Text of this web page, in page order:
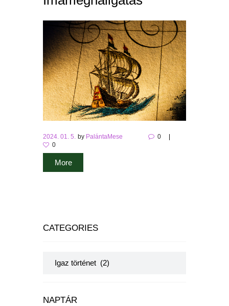
2024. 01. 5. by PalántaMese
0
0
More
CATEGORIES
NAPTÁR